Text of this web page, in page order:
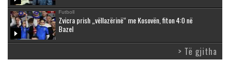
Futboll
Zvicra prish „vëllazërinë“ me Kosovën, fiton 4:0 në
Bazel
> Të gjitha